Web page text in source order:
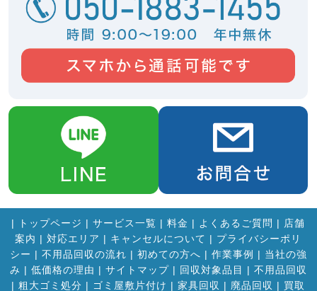
| トップページ | サービス一覧 | 料金 | よくあるご質問 | 店舗
案内 | 対応エリア | キャンセルについて | プライバシーポリ
シー | 不用品回収の流れ | 初めての方へ | 作業事例 | 当社の強
み | 低価格の理由 | サイトマップ| 回収対象品目 | 不用品回収
| 粗大ゴミ処分 | ゴミ屋敷片付け | 家具回収 | 廃品回収 | 買取